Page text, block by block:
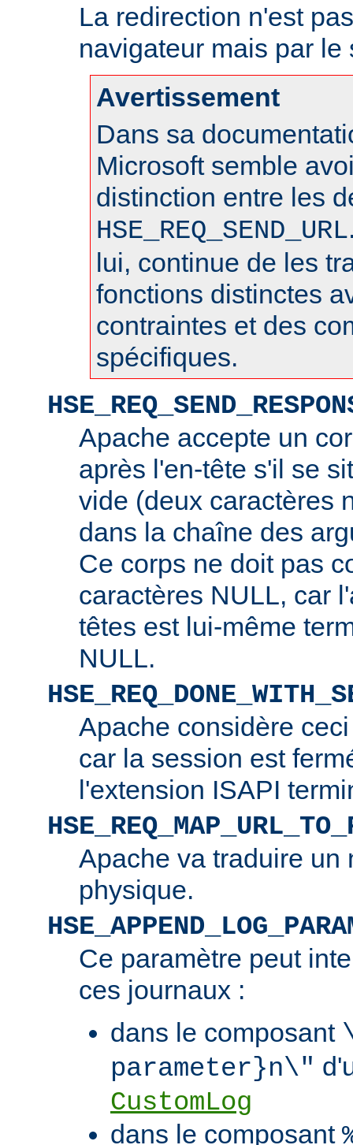
La redirection n'est
navigateur mais par le
Avertissement
Dans sa
Microsoft semble
distinction entre les
HSE_REQ_SEND_URL
lui, continue de les
fonctions distinctes
contraintes et des
spécifiques.
Apache accepte un
après l'en-tête s'il se
vide (deux caractères
dans la chaîne des
Ce corps ne doit pas
caractères NULL, car
têtes est lui-même
NULL.
Apache considère
car la session est
l'extension ISAPI
Apache va traduire un
physique.
Ce paramètre peut
ces journaux :
dans le composant
parameter}n\"
CustomLog
dans le composant